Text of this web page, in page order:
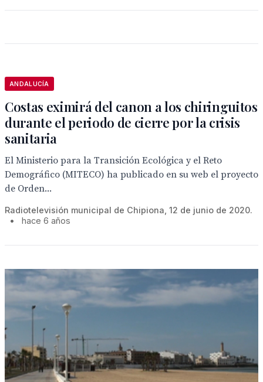
ANDALUCÍA
Costas eximirá del canon a los chiringuitos
durante el periodo de cierre por la crisis
sanitaria
El Ministerio para la Transición Ecológica y el Reto
Demográfico (MITECO) ha publicado en su web el proyecto
de Orden...
Radiotelevisión municipal de Chipiona, 12 de junio de 2020.
•
hace 6 años